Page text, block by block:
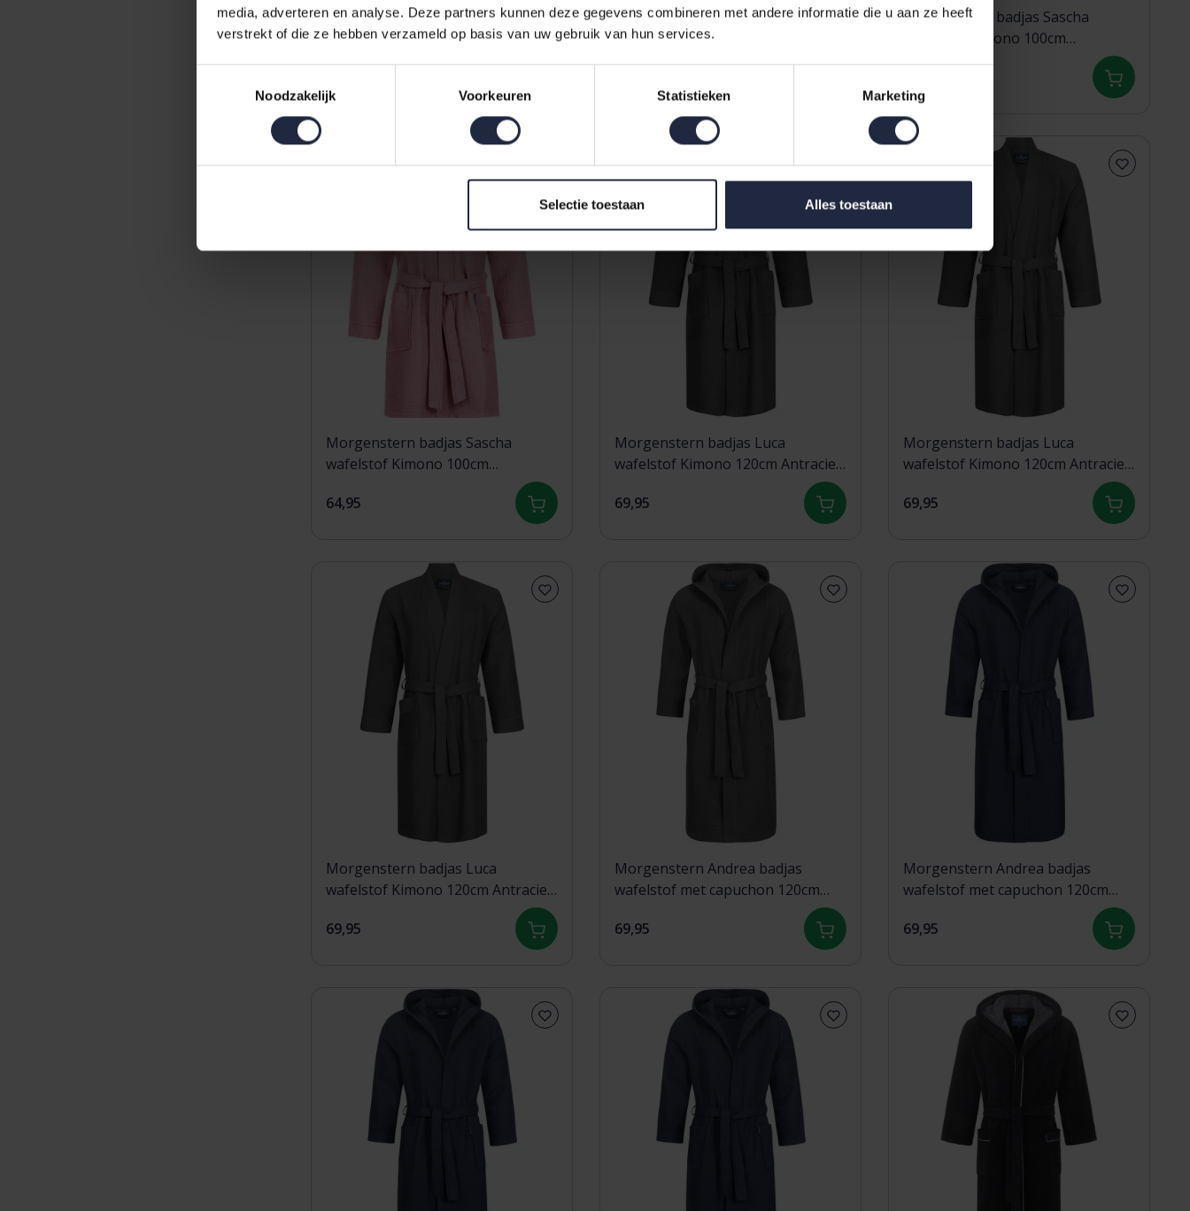
media, adverteren en analyse. Deze partners kunnen deze gegevens combineren met andere informatie die u aan ze heeft
verstrekt of die ze hebben verzameld op basis van uw gebruik van hun services.
Noodzakelijk
Voorkeuren Statistieken Marketing
Selectie toestaan Alles toestaan
Morgenstern Theo Heren Badjas
Blau XXL
Morgenstern Ron Heren Badjas
marine/grau M
Morgenstern badjas Sascha
wafelstof Kimono 100cm
Poederroze XL
Morgenstern badjas Sascha
wafelstof Kimono 100cm
64,95
Morgenstern badjas Luca
wafelstof Kimono 120cm Antraciet
69,95
Morgenstern badjas Luca
wafelstof Kimono 120cm Antraciet
69,95
Morgenstern badjas Luca
wafelstof Kimono 120cm Antraciet
69,95
Morgenstern Andrea badjas
wafelstof met capuchon 120cm
69,95
Morgenstern Andrea badjas
wafelstof met capuchon 120cm
69,95